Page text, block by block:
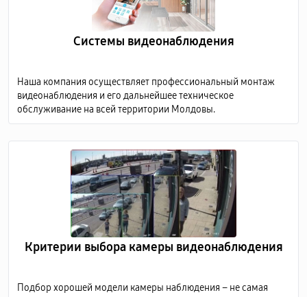
Системы видеонаблюдения
Наша компания осуществляет профессиональный монтаж
видеонаблюдения и его дальнейшее техническое
обслуживание на всей территории Молдовы.
Критерии выбора камеры видеонаблюдения
Подбор хорошей модели камеры наблюдения – не самая